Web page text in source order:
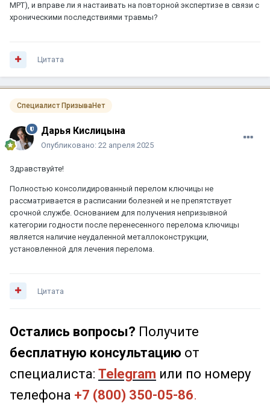
МРТ), и вправе ли я настаивать на повторной экспертизе в связи с
хроническими последствиями травмы?
Цитата
Специалист ПризываНет
Дарья Кислицына
Опубликовано: 22 апреля 2025
Здравствуйте!
Полностью консолидированный перелом ключицы не
рассматривается в расписании болезней и не препятствует
срочной службе. Основанием для получения непризывной
категории годности после перенесенного перелома ключицы
является наличие неудаленной металлоконструкции,
установленной для лечения перелома.
Цитата
Остались вопросы? Получите
бесплатную консультацию от
специалиста: Telegram или по номеру
телефона +7 (800) 350-05-86.